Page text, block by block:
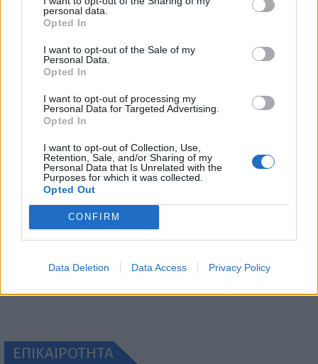
personal data.
Opted In
I want to opt-out of the Sale of my
Personal Data.
Opted In
I want to opt-out of processing my
Personal Data for Targeted Advertising.
Opted In
I want to opt-out of Collection, Use,
Retention, Sale, and/or Sharing of my
Personal Data that Is Unrelated with the
Purposes for which it was collected.
Opted Out
CONFIRM
Data Deletion Data Access Privacy Policy
ηλεκτρικό pick-up της
Express / MotorOne: Το
τους…
ΕΠΙΚΑΙΡΟΤΗΤΑ